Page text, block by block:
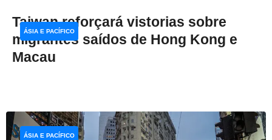
Taiwan reforçará vistorias sobre
migrantes saídos de Hong Kong e
Macau
ÁSIA E PACÍFICO
ÁSIA E PACÍFICO